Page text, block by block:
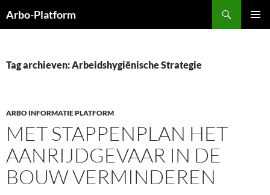
naar
Arbo-Platform
Tag archieven: Arbeidshygiënische Strategie
ARBO INFORMATIE PLATFORM
MET STAPPENPLAN HET
AANRIJDGEVAAR IN DE
BOUW VERMINDEREN